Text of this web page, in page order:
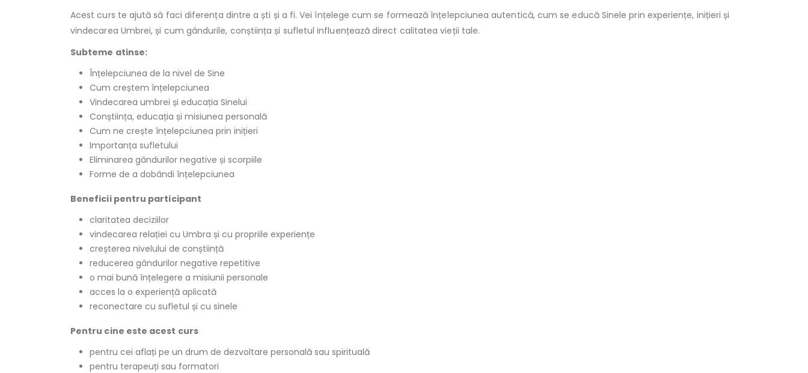
Acest curs te ajută să faci diferența dintre a ști și a fi. Vei înțelege cum se formează înțelepciunea autentică, cum se educă Sinele prin experiențe, inițieri și
vindecarea Umbrei, și cum gândurile, conștiința și sufletul influențează direct calitatea vieții tale.
Subteme atinse:
Înțelepciunea de la nivel de Sine
Cum creștem înțelepciunea
Vindecarea umbrei și educația Sinelui
Conștiința, educația și misiunea personală
Cum ne crește înțelepciunea prin inițieri
Importanța sufletului
Eliminarea gândurilor negative și scorpiile
Forme de a dobândi înțelepciunea
Beneficii pentru participant
claritatea deciziilor
vindecarea relației cu Umbra și cu propriile experiențe
creșterea nivelului de conștiință
reducerea gândurilor negative repetitive
o mai bună înțelegere a misiunii personale
acces la o experiență aplicată
reconectare cu sufletul și cu sinele
Pentru cine este acest curs
pentru cei aflați pe un drum de dezvoltare personală sau spirituală
pentru terapeuți sau formatori